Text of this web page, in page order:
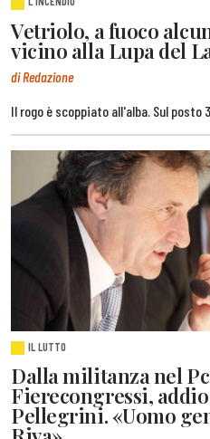
Vetriolo, a fuoco
vicino alla Lupa del
di Redazione
Il rogo è scoppiato all'alba. Sul posto
IL LUTTO
Dalla militanza nel
Fierecongressi,
Pellegrini. «Uomo